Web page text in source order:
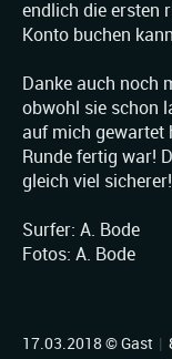
endlich die ersten
Konto buchen
Danke auch noch
obwohl sie schon
auf mich gewartet
Runde fertig war!
gleich viel
Surfer: A. Bode
Fotos: A. Bode
17.03.2018 © Gast |